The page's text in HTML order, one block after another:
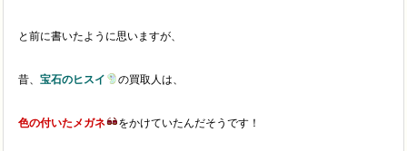
と前に書いたように思いますが、
昔、 宝石のヒスイ の買取人は、
色の付いたメガネ をかけていたんだそうです！